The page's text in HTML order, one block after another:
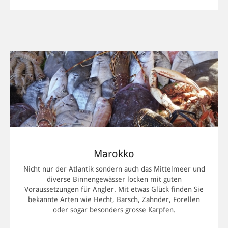
legen Sie mehrere Kilo pro Jahr zu. Wenn Sie einen Karpfen
über 50 Pfund fangen wollen, sollten Sie am besten auf die
Hilfe erfahrener Guides setzen. Sprechen Sie uns an, wir
haben den richtigen Angelexperten für Sie im Team.
Marokko
Nicht nur der Atlantik sondern auch das Mittelmeer und
diverse Binnengewässer locken mit guten
Voraussetzungen für Angler. Mit etwas Glück finden Sie
bekannte Arten wie Hecht, Barsch, Zahnder, Forellen
oder sogar besonders grosse Karpfen.